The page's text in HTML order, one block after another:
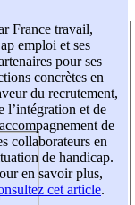
France travail,
emploi et ses
pour ses
concrètes en
du recrutement,
l’intégration et de
de
collaborateurs en
de handicap.
en savoir plus,
cet article.